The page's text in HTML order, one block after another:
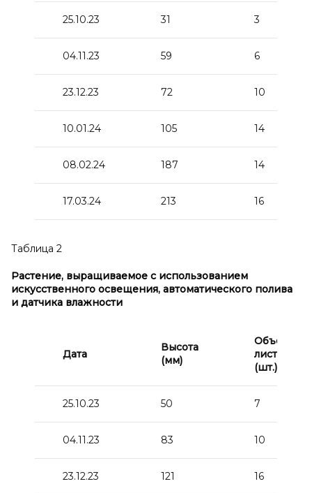
25.10.23 31 3
04.11.23 59 6
23.12.23 72 10
10.01.24 105 14
08.02.24 187 14
17.03.24 213 16
Таблица 2
Растение, выращиваемое с использованием
искусственного освещения, автоматического полива
и датчика влажности
Дата
Высота
(мм)
Объем
листьев
(шт.)
25.10.23 50 7
04.11.23 83 10
23.12.23 121 16